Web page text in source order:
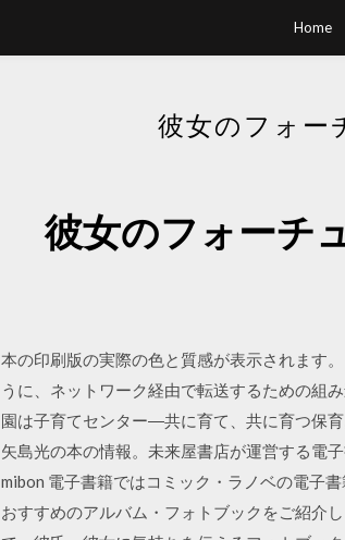
Home
彼女のフォー
彼女のフォーチ
本の印刷版の実際の色と質感が表示されます
うに、ネットワーク経由で転送するための組
園は子育てセンター―共に育て、共に育つ保
矢島光の本の情報。未来屋書店が運営する電
mibon 電子書籍ではコミック・ラノベの電子
おすすめのアルバム・フォトブックをご紹介